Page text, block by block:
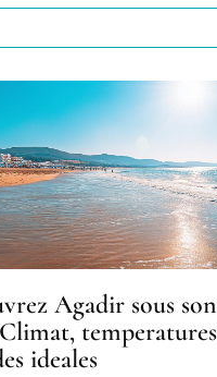
Agadir sous
ideales